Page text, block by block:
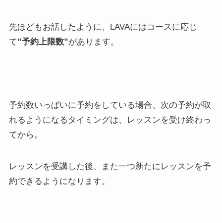
先ほどもお話したように、LAVAにはコースに応じ
て”予約上限数”があります。
予約数いっぱいに予約をしている場合、次の予約が取
れるようになるタイミングは、レッスンを受け終わっ
てから。
レッスンを受講した後、また一つ新たにレッスンを予
約できるようになります。